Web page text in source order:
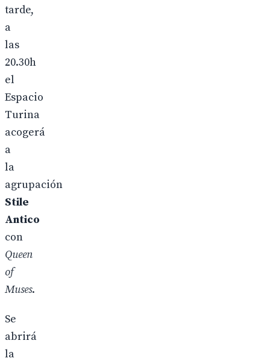
tarde,
a
las
20.30h
el
Espacio
Turina
acogerá
a
la
agrupación
Stile
Antico
con
Queen
of
Muses.
Se
abrirá
la